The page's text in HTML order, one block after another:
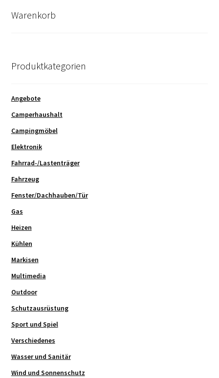
Warenkorb
Produktkategorien
Angebote
Camperhaushalt
Campingmöbel
Elektronik
Fahrrad-/Lastenträger
Fahrzeug
Fenster/Dachhauben/Tür
Gas
Heizen
Kühlen
Markisen
Multimedia
Outdoor
Schutzausrüstung
Sport und Spiel
Verschiedenes
Wasser und Sanitär
Wind und Sonnenschutz